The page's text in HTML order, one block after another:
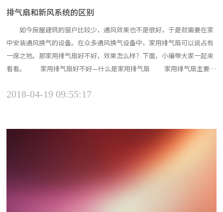
排气扇和新风系统的区别
如今房屋建筑的窗户比较少，通风效果也不是很好，于是就需要在家
中安装通风换气的设备。在众多通风换气设备中，家用排气扇可以说占有
一席之地。那家用排气扇好不好，效果怎么样？下面，小编带大家一起来
看看。 家用排气扇好不好—什么是家用排气扇 家用排气扇主要用
进室内外空气的流动，除去室内的污浊空气，保持室内适宜的温度和湿
2018-04-19 09:55:17